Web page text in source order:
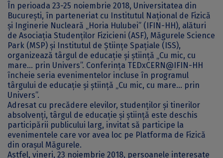
În perioada 23-25 noiembrie 2018, Universitatea din
București, în parteneriat cu Institutul Național de Fizică
și Inginerie Nucleară „Horia Hulubei” (IFIN-HH), alături
de Asociația Studenților Fizicieni (ASF), Măgurele Science
Park (MSP) și Institutul de Științe Spațiale (ISS),
organizează târgul de educație și știință „Cu mic, cu
mare… prin Univers”. Conferința TEDxCERN@IFIN-HH
încheie seria evenimentelor incluse în programul
târgului de educație și știință „Cu mic, cu mare… prin
Univers”.
Adresat cu precădere elevilor, studenților și tinerilor
absolvenți, târgul de educație și știință este deschis
participării publicului larg, invitat să participe la
evenimentele care vor avea loc pe Platforma de Fizică
din orașul Măgurele.
Astfel, vineri, 23 noiembrie 2018, persoanele interesate